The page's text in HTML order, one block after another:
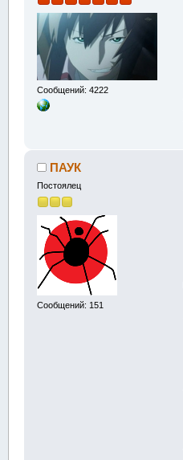
Сообщений: 4222
ПАУК
Постоялец
Сообщений: 151